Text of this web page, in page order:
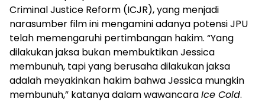
Criminal Justice Reform (ICJR), yang menjadi
narasumber film ini mengamini adanya potensi JPU
telah memengaruhi pertimbangan hakim. “Yang
dilakukan jaksa bukan membuktikan Jessica
membunuh, tapi yang berusaha dilakukan jaksa
adalah meyakinkan hakim bahwa Jessica mungkin
membunuh,” katanya dalam wawancaraIce Cold.